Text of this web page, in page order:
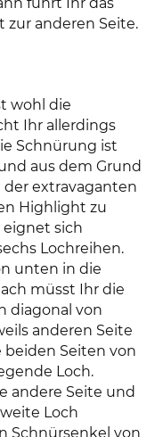
zur anderen Seite.
wohl die
Ihr allerdings
Schnürung ist
aus dem Grund
der extravaganten
Highlight zu
sich
Lochreihen.
unten in die
müsst Ihr die
diagonal von
anderen Seite
beiden Seiten von
Loch.
andere Seite und
Loch
Schnürsenkel von